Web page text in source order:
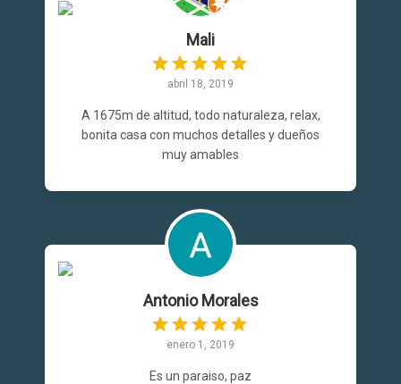
Mali
abril 18, 2019
A 1675m de altitud, todo naturaleza, relax,
bonita casa con muchos detalles y dueños
muy amables
Antonio Morales
enero 1, 2019
Es un paraiso, paz